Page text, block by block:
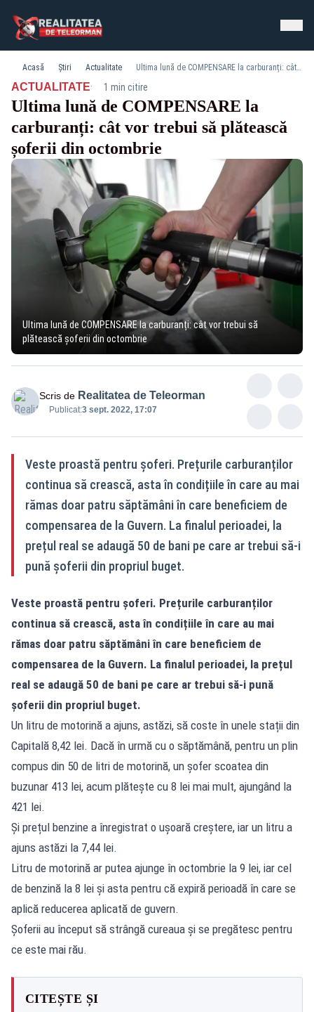
Acasă Știri Actualitate Ultima lună de COMPENSARE la carburanți: cât vor trebui să plătească șoferii din octombrie
ACTUALITATE· 1 min citire
Ultima lună de COMPENSARE la
carburanți: cât vor trebui să plătească
șoferii din octombrie
Ultima lună de COMPENSARE la carburanți: cât vor trebui să
plătească șoferii din octombrie
Scris de Realitatea de Teleorman
Publicat:3 sept. 2022, 17:07
Veste proastă pentru șoferi. Prețurile carburanților
continua să crească, asta în condițiile în care au mai
rămas doar patru săptămâni în care beneficiem de
compensarea de la Guvern. La finalul perioadei, la
prețul real se adaugă 50 de bani pe care ar trebui să-i
pună șoferii din propriul buget.
Veste proastă pentru șoferi. Prețurile carburanților
continua să crească, asta în condițiile în care au mai
rămas doar patru săptămâni în care beneficiem de
compensarea de la Guvern. La finalul perioadei, la prețul
real se adaugă 50 de bani pe care ar trebui să-i pună
șoferii din propriul buget.
Un litru de motorină a ajuns, astăzi, să coste în unele stații din
Capitală 8,42 lei. Dacă în urmă cu o săptămână, pentru un plin
compus din 50 de litri de motorină, un șofer scoatea din
buzunar 413 lei, acum plătește cu 8 lei mai mult, ajungând la
421 lei.
Și prețul benzine a înregistrat o ușoară creștere, iar un litru a
ajuns astăzi la 7,44 lei.
Litru de motorină ar putea ajunge în octombrie la 9 lei, iar cel
de benzină la 8 lei și asta pentru că expiră perioadă în care se
aplică reducerea aplicată de guvern.
Șoferii au început să strângă cureaua și se pregătesc pentru
ce este mai rău.
CITEȘTE ȘI